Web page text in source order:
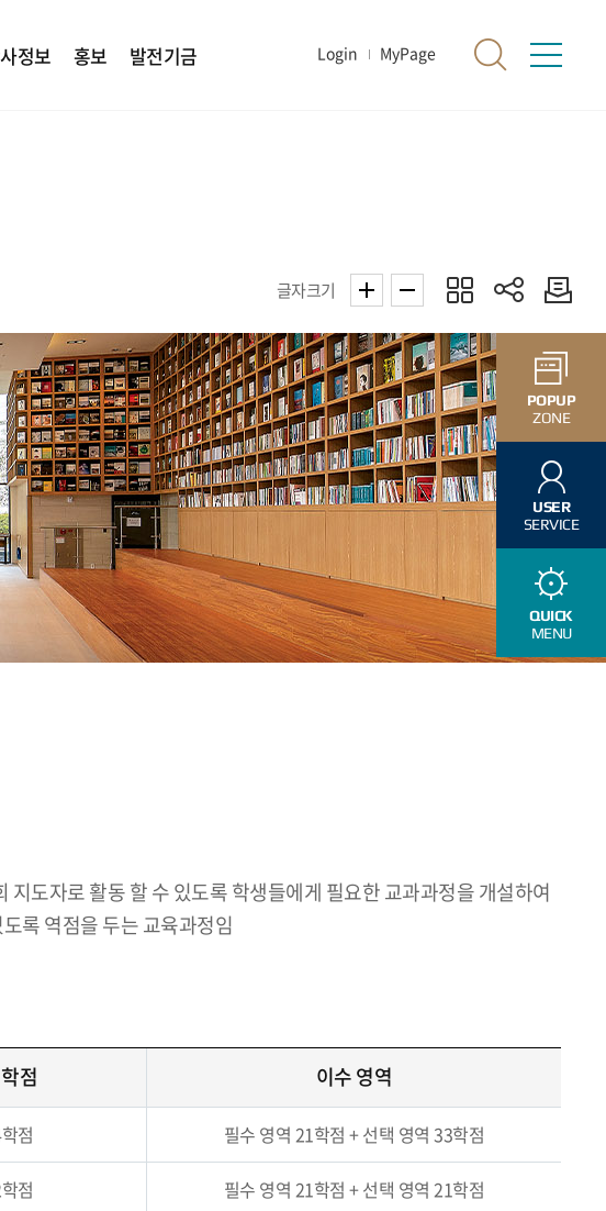
정보 홍보 발전기금 Login MyPage
POPUP
ZONE
USER
SERVICE
QUICK
MENU
글자크기
도자로 활동 할 수 있도록 학생들에게 필요한 교과과정을 개설하여
록 역점을 두는 교육과정임
점 이수 영역
점 필수 영역 21학점 + 선택 영역 33학점
점 필수 영역 21학점 + 선택 영역 21학점